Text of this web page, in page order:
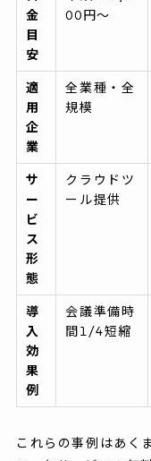
金
目
安
00円〜
適
用
企
業
全業種・全
規模
サ
ー
ビ
ス
形
態
クラウドツ
ール提供
導
入
効
果
例
会議準備時
間1/4短縮
これらの事例はあく